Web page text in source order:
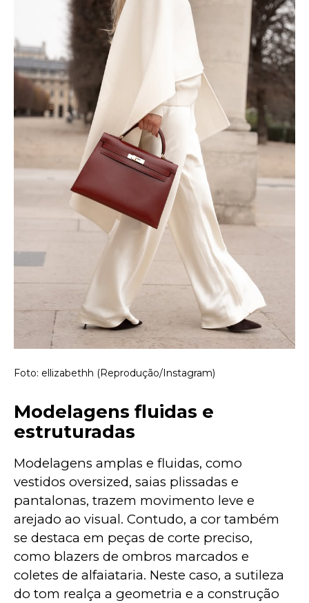
Foto: ellizabethh (Reprodução/Instagram)
Modelagens fluidas e
estruturadas
Modelagens amplas e fluidas, como
vestidos oversized, saias plissadas e
pantalonas, trazem movimento leve e
arejado ao visual. Contudo, a cor também
se destaca em peças de corte preciso,
como blazers de ombros marcados e
coletes de alfaiataria. Neste caso, a sutileza
do tom realça a geometria e a construção